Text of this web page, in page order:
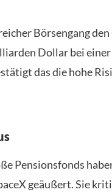
Börsengang
Dollar bei
das die hohe
Pensionsfonds
geäußert. Sie